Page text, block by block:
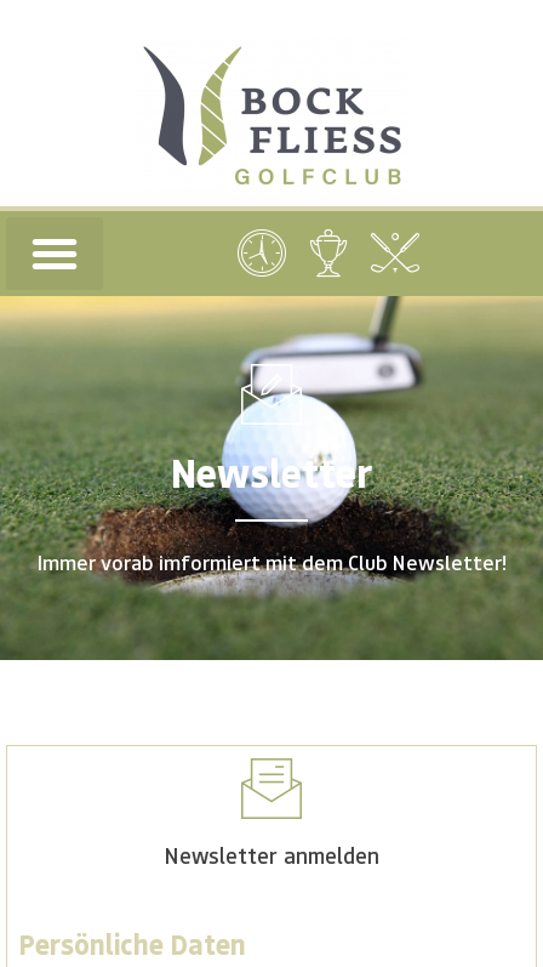
Newsletter
Immer vorab imformiert mit dem Club Newsletter!
Newsletter anmelden
Persönliche Daten